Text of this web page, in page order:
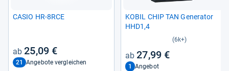
CASIO HR-​8RCE
25,09 €
21 Angebote vergleichen
KOBIL CHIP TAN Gene­ra­tor
HHD1,4
(6k+)
27,99 €
1 Angebot